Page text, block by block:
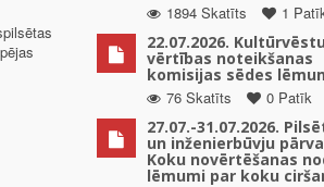
1894 Skatīts
1
22.07.2026.
vērtības noteikšanas
komisijas sēdes
76 Skatīts
0 Patīk
27.07.-31.07.2026.
un inženierbūvju
Koku novērtēšanas
lēmumi par koku